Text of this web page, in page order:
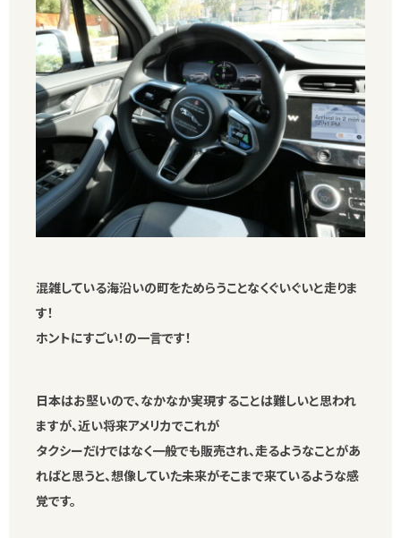
混雑している海沿いの町をためらうことなくぐいぐいと走りま
す！
ホントにすごい！の一言です！
日本はお堅いので、なかなか実現することは難しいと思われ
ますが、近い将来アメリカでこれが
タクシーだけではなく一般でも販売され、走るようなことがあ
ればと思うと、想像していた未来がそこまで来ているような感
覚です。